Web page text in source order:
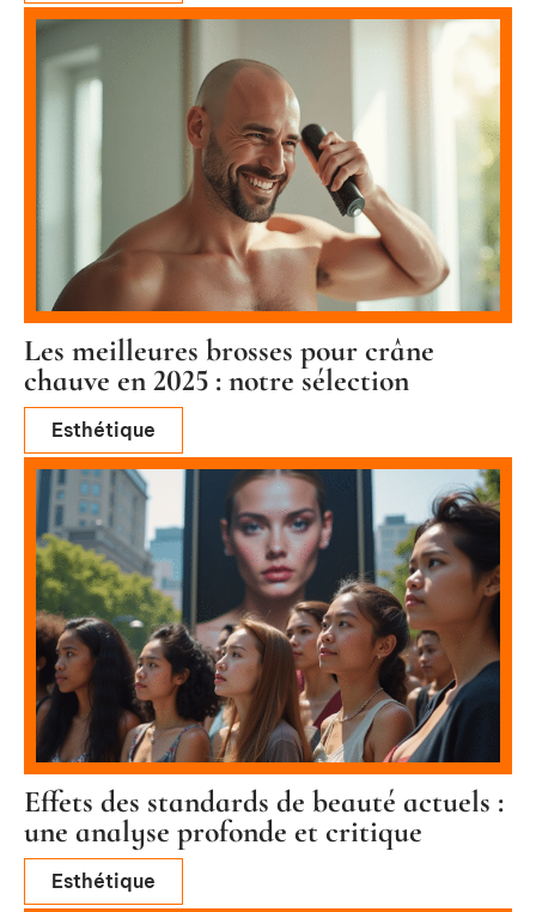
Les meilleures brosses pour crâne
chauve en 2025 : notre sélection
Esthétique
Effets des standards de beauté actuels :
une analyse profonde et critique
Esthétique